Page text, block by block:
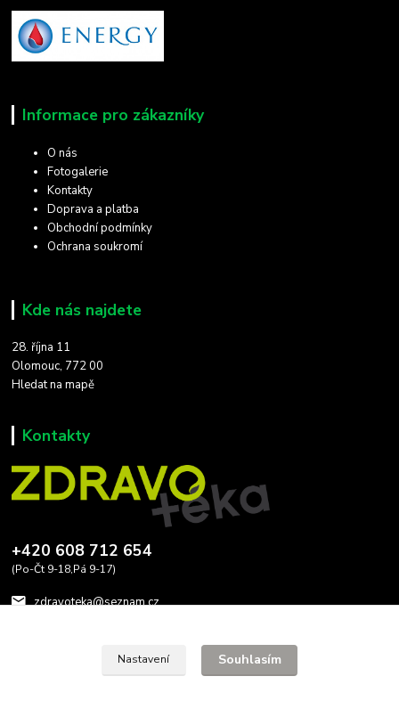
Informace pro zákazníky
O nás
Fotogalerie
Kontakty
Doprava a platba
Obchodní podmínky
Ochrana soukromí
Kde nás najdete
28. října 11
Olomouc, 772 00
Hledat na mapě
Kontakty
+420 608 712 654
(Po-Čt 9-18,Pá 9-17)
zdravoteka@seznam.cz
Nastavení Souhlasím